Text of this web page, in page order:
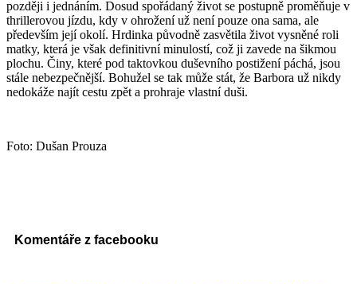
později i jednáním. Dosud spořádaný život se postupně proměňuje v
thrillerovou jízdu, kdy v ohrožení už není pouze ona sama, ale
především její okolí. Hrdinka původně zasvětila život vysněné roli
matky, která je však definitivní minulostí, což ji zavede na šikmou
plochu. Činy, které pod taktovkou duševního postižení páchá, jsou
stále nebezpečnější. Bohužel se tak může stát, že Barbora už nikdy
nedokáže najít cestu zpět a prohraje vlastní duši.
Foto: Dušan Prouza
Komentáře z facebooku